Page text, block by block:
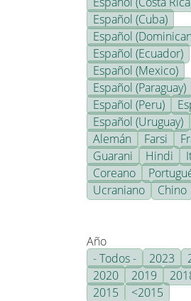
Español (Cuba)
Español
Español (Ecuador)
Español (Mexico)
Español (Paraguay)
Español (Peru)
Español (Uruguay)
Alemán
Farsi
Guarani
Hindi
Coreano
Ucraniano
Chino
Año
- Todos -
2023
2020
2019
2015
<2015